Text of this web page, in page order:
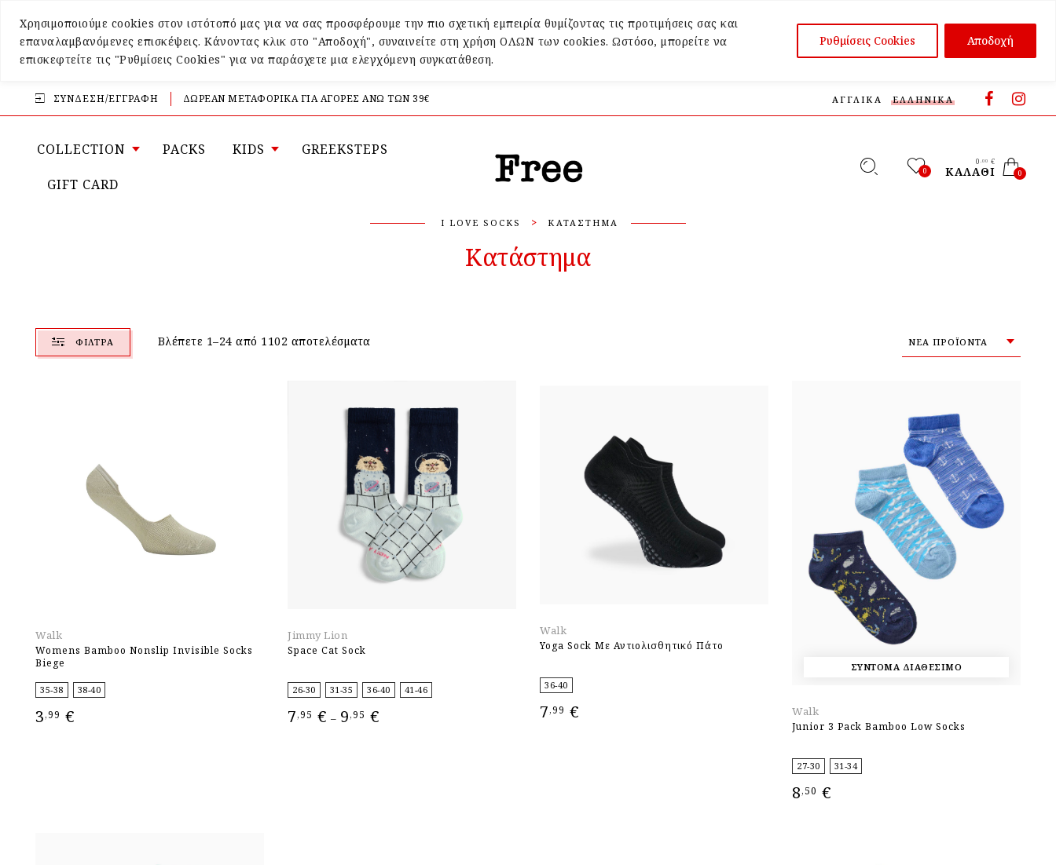
Χρησιμοποιούμε cookies στον ιστότοπό μας για να σας προσφέρουμε την πιο σχετική εμπειρία θυμίζοντας τις προτιμήσεις σας και
επαναλαμβανόμενες επισκέψεις. Κάνοντας κλικ στο "Αποδοχή", συναινείτε στη χρήση ΟΛΩΝ των cookies. Ωστόσο, μπορείτε να
επισκεφτείτε τις "Ρυθμίσεις Cookies" για να παράσχετε μια ελεγχόμενη συγκατάθεση.
Ρυθμίσεις Cookies Αποδοχή
ΣΎΝΔΕΣΗ/ΕΓΓΡΑΦΉ ΔΩΡΕΑΝ ΜΕΤΑΦΟΡΙΚΑ ΓΙΑ ΑΓΟΡΕΣ ΑΝΩ ΤΩΝ 39€ ΑΓΓΛΙΚΆ ΕΛΛΗΝΙΚΆ
COLLECTION PACKS KIDS GREEKSTEPS
GIFT CARD
0
0 ,00 €
ΚΑΛΆΘΙ 0
I LOVE SOCKS > ΚΑΤΆΣΤΗΜΑ
Κατάστημα
ΦΊΛΤΡΑ Βλέπετε 1–24 από 1102 αποτελέσματα ΝΈΑ ΠΡΟΪΌΝΤΑ
Walk
Womens Bamboo Nonslip Invisible Socks
Biege
35-38 38-40
3,99 €
Jimmy Lion
Space Cat Sock
26-30 31-35 36-40 41-46
7,95 € – 9,95 €
Walk
Yoga Sock Mε Αντιολισθητικό Πάτο
36-40
7,99 €
ΣΥΝΤΟΜΑ ΔΙΑΘΕΣΙΜΟ
Walk
Junior 3 Pack Bamboo Low Socks
27-30 31-34
8,50 €